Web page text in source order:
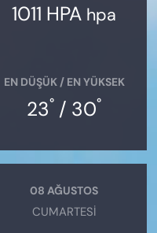
1011 HPA hpa
EN DÜŞÜK / EN YÜKSEK
23° / 30°
08 AĞUSTOS
CUMARTESI